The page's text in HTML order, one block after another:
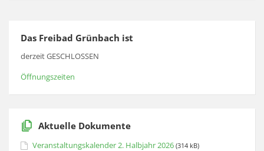
Das Freibad Grünbach ist
derzeit GESCHLOSSEN
Öffnungszeiten
Aktuelle Dokumente
Veranstaltungskalender 2. Halbjahr 2026 (314 kB)